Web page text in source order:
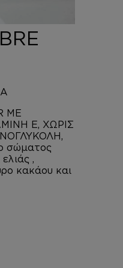
ΜΕ
Ε, ΧΩΡΙΣ
σώματος
,
κακάου και